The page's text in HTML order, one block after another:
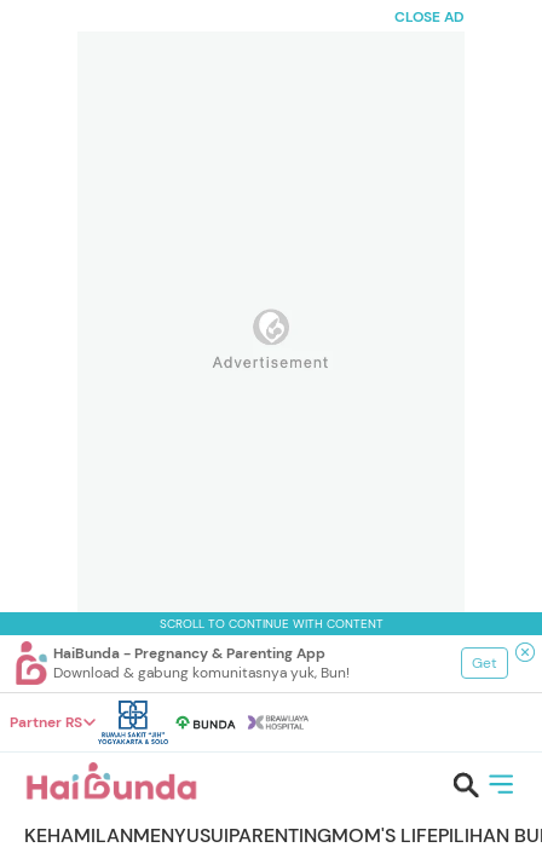
CLOSE AD
SCROLL TO CONTINUE WITH CONTENT
HaiBunda - Pregnancy & Parenting App
Download & gabung komunitasnya yuk, Bun!
Get
Partner RS
KEHAMILANMENYUSUIPARENTINGMOM'S LIFEPILIHAN